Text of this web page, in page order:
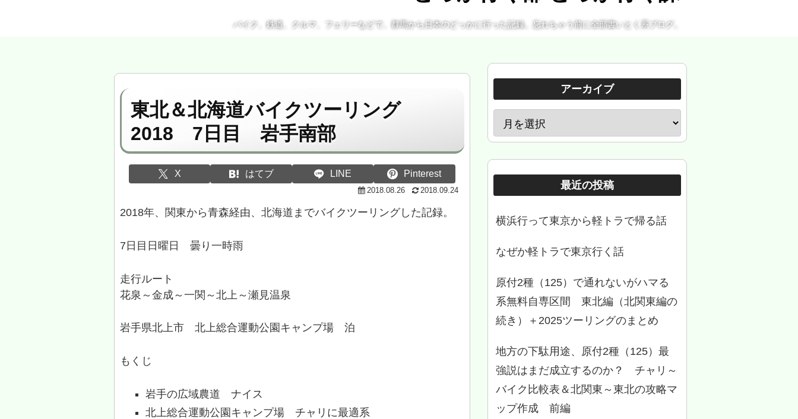
バイク、鉄道、クルマ、フェリーなどで、群馬から日本のどっかに行った記録。忘れちゃう前に全部書いとく系ブログ。
東北＆北海道バイクツーリング
2018 7日目 岩手南部
X はてブ LINE Pinterest
2018.08.26 2018.09.24
2018年、関東から青森経由、北海道までバイクツーリングした記録。
7日目日曜日 曇り一時雨
走行ルート
花泉～金成～一関～北上～瀬見温泉
岩手県北上市 北上総合運動公園キャンプ場 泊
もくじ
岩手の広域農道 ナイス
北上総合運動公園キャンプ場 チャリに最適系
アーカイブ
最近の投稿
横浜行って東京から軽トラで帰る話
なぜか軽トラで東京行く話
原付2種（125）で通れないがハマる
系無料自専区間 東北編（北関東編の
続き）＋2025ツーリングのまとめ
地方の下駄用途、原付2種（125）最
強説はまだ成立するのか？ チャリ～
バイク比較表＆北関東～東北の攻略マ
ップ作成 前編